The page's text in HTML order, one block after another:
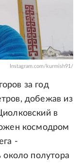
Instagram.com/kurmish91/
за год
добежав из
в
космодром
-
около полутора